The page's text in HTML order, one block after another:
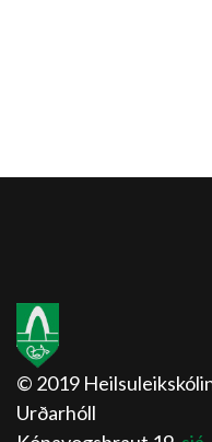
© 2019
Urðarhóll